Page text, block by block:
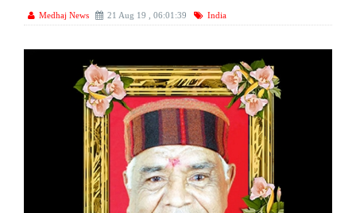
Medhaj News 21 Aug 19 , 06:01:39 India